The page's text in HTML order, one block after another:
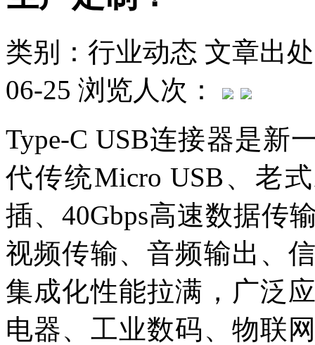
类别：行业动态 文章出
06-25 浏览人次：
Type-C USB连接器是新
代传统Micro USB、老
插、40Gbps高速数据传
视频传输、音频输出、
集成化性能拉满，广泛
电器、工业数码、物联